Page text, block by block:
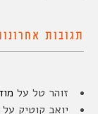
תגובות
זוהר טל על
יואב קוטיק על